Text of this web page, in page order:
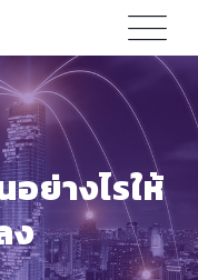
ย่างไรให้
ง